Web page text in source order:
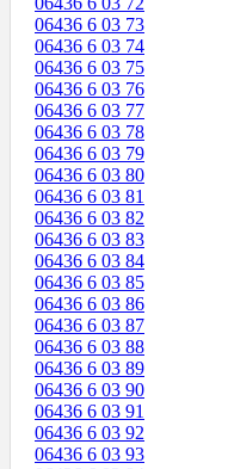
06436 6 03 73
06436 6 03 74
06436 6 03 75
06436 6 03 76
06436 6 03 77
06436 6 03 78
06436 6 03 79
06436 6 03 80
06436 6 03 81
06436 6 03 82
06436 6 03 83
06436 6 03 84
06436 6 03 85
06436 6 03 86
06436 6 03 87
06436 6 03 88
06436 6 03 89
06436 6 03 90
06436 6 03 91
06436 6 03 92
06436 6 03 93